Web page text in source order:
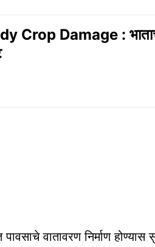
Crop Damage :
वातावरण निर्माण